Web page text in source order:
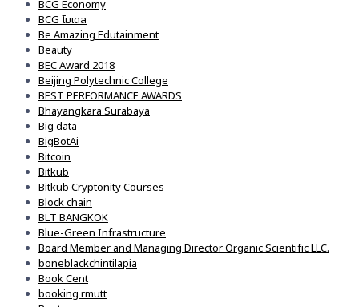
BCG Economy
BCG โมเดล
Be Amazing Edutainment
Beauty
BEC Award 2018
Beijing Polytechnic College
BEST PERFORMANCE AWARDS
Bhayangkara Surabaya
Big data
BigBotAi
Bitcoin
Bitkub
Bitkub Cryptonity Courses
Block chain
BLT BANGKOK
Blue-Green Infrastructure
Board Member and Managing Director Organic Scientific LLC.
boneblackchintilapia
Book Cent
booking rmutt